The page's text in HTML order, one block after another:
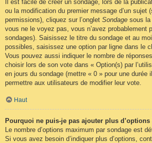
Il est facile de créer un sondage, lors de la
ou la modification du premier message d’un sujet
permissions), cliquez sur l’onglet Sondage sous la
vous ne le voyez pas, vous n’avez probablement
sondages). Saisissez le titre du sondage et au
possibles, saisissez une option par ligne dans le
Vous pouvez aussi indiquer le nombre de
choisir lors de son vote dans « Option(s) par
en jours du sondage (mettre « 0 » pour une durée
permettre aux utilisateurs de modifier leur vote.
Haut
Pourquoi ne puis-je pas ajouter plus
Le nombre d’options maximum par sondage est
Si vous avez besoin d’indiquer plus d’options,